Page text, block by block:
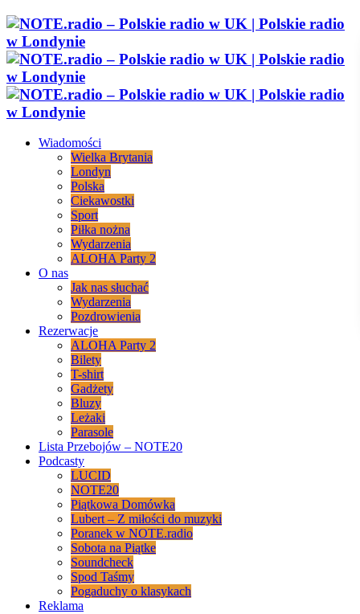
Wiadomości
Wielka Brytania
Londyn
Polska
Ciekawostki
Sport
Piłka nożna
Wydarzenia
ALOHA Party 2
O nas
Jak nas słuchać
Wydarzenia
Pozdrowienia
Rezerwacje
ALOHA Party 2
Bilety
T-shirt
Gadżety
Bluzy
Leżaki
Parasole
Lista Przebojów – NOTE20
Podcasty
LUCID
NOTE20
Piątkowa Domówka
Lubert – Z miłości do muzyki
Poranek w NOTE.radio
Sobota na Piątke
Soundcheck
Spod Taśmy
Pogaduchy o klasykach
Reklama